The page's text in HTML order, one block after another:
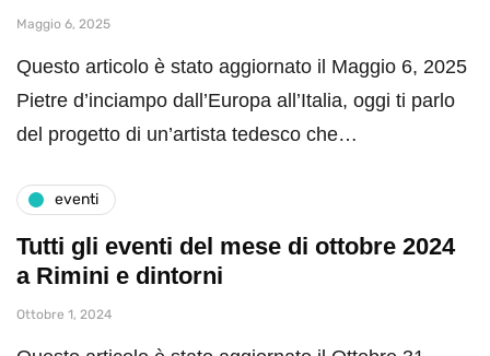
Maggio 6, 2025
Questo articolo è stato aggiornato il Maggio 6, 2025
Pietre d’inciampo dall’Europa all’Italia, oggi ti parlo
del progetto di un’artista tedesco che…
eventi
Tutti gli eventi del mese di ottobre 2024
a Rimini e dintorni
Ottobre 1, 2024